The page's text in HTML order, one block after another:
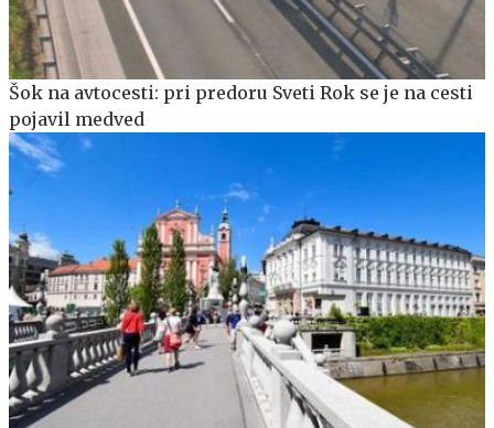
Šok na avtocesti: pri predoru Sveti Rok se je na cesti
pojavil medved